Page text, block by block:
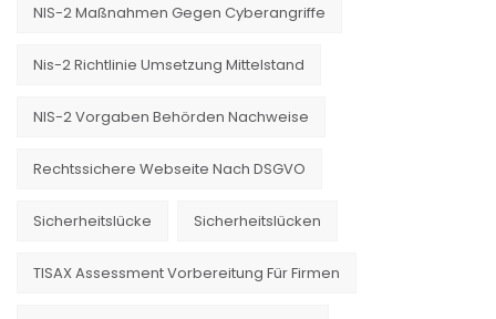
NIS-2 Maßnahmen Gegen Cyberangriffe
Nis-2 Richtlinie Umsetzung Mittelstand
NIS-2 Vorgaben Behörden Nachweise
Rechtssichere Webseite Nach DSGVO
Sicherheitslücke Sicherheitslücken
TISAX Assessment Vorbereitung Für Firmen